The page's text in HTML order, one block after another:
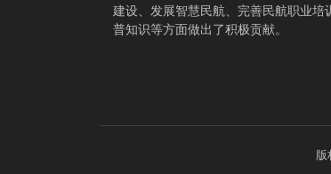
建设、发展智慧民航、完善民航职业培
普知识等方面做出了积极贡献。